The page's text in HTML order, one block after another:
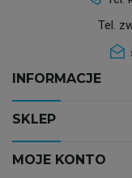
Tel.
INFORMACJE
SKLEP
MOJE KONTO